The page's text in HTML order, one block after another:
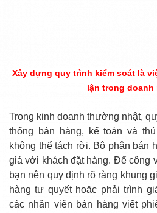
Xây dựng quy trình kiểm soát là
lận trong doanh
Trong kinh doanh thường nhật,
thống bán hàng, kế toán và
không thể tách rời. Bộ phận bán
giá với khách đặt hàng. Để công
bạn nên quy định rõ ràng khung
hàng tự quyết hoặc phải trình
các nhân viên bán hàng viết